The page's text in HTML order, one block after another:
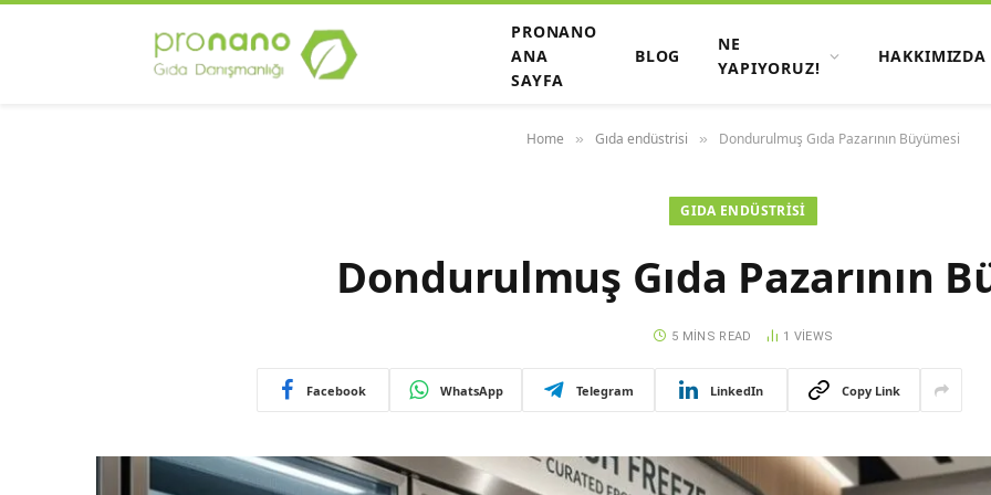
PRONANO
ANA
SAYFA
BLOG
NE
YAPIYORUZ!
HAKKIMIZDA
Home » Gıda endüstrisi » Dondurulmuş Gıda Pazarının Büyümesi
GIDA ENDÜSTRISI
Dondurulmuş Gıda Pazarının
5 MINS READ 1 VIEWS
Facebook WhatsApp Telegram LinkedIn Copy Link